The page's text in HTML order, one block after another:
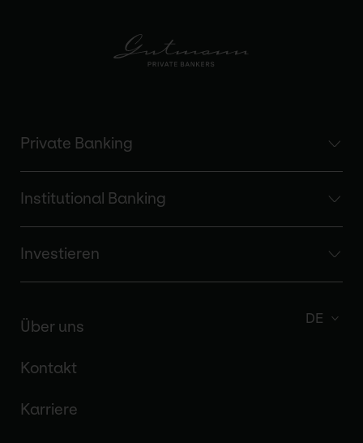
Private Banking
Institutional Banking
Investieren
Über uns
Kontakt
Karriere
DE